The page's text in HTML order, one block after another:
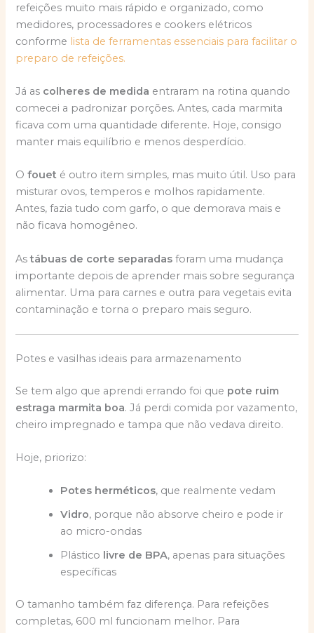
refeições muito mais rápido e organizado, como
medidores, processadores e cookers elétricos
conforme lista de ferramentas essenciais para facilitar o
preparo de refeições.
Já as colheres de medida entraram na rotina quando
comecei a padronizar porções. Antes, cada marmita
ficava com uma quantidade diferente. Hoje, consigo
manter mais equilíbrio e menos desperdício.
Ofouet é outro item simples, mas muito útil. Uso para
misturar ovos, temperos e molhos rapidamente.
Antes, fazia tudo com garfo, o que demorava mais e
não ficava homogêneo.
Astábuas de corte separadas foram uma mudança
importante depois de aprender mais sobre segurança
alimentar. Uma para carnes e outra para vegetais evita
contaminação e torna o preparo mais seguro.
Potes e vasilhas ideais para armazenamento
Se tem algo que aprendi errando foi que pote ruim
estraga marmita boa. Já perdi comida por vazamento,
cheiro impregnado e tampa que não vedava direito.
Hoje, priorizo:
Potes herméticos, que realmente vedam
Vidro, porque não absorve cheiro e pode ir
ao micro-ondas
Plástico livre de BPA, apenas para situações
específicas
O tamanho também faz diferença. Para refeições
completas, 600 ml funcionam melhor. Para